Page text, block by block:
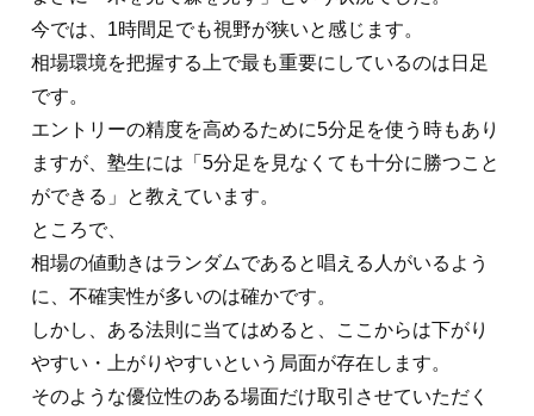
今では、1時間足でも視野が狭いと感じます。
相場環境を把握する上で最も重要にしているのは日足
です。
エントリーの精度を高めるために5分足を使う時もあり
ますが、塾生には「5分足を見なくても十分に勝つこと
ができる」と教えています。
ところで、
相場の値動きはランダムであると唱える人がいるよう
に、不確実性が多いのは確かです。
しかし、ある法則に当てはめると、ここからは下がり
やすい・上がりやすいという局面が存在します。
そのような優位性のある場面だけ取引させていただく